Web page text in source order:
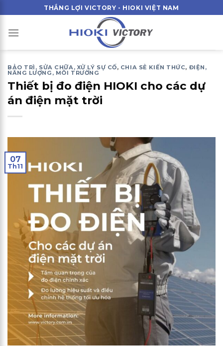
to
content
THẮNG LỢI VICTORY - HIOKI VIỆT NAM
BẢO TRÌ, SỬA CHỮA, XỬ LÝ SỰ CỐ, CHIA SẺ KIẾN THỨC, ĐIỆN,
NĂNG LƯỢNG, MÔI TRƯỜNG
Thiết bị đo điện HIOKI cho các dự
án điện mặt trời
07
Th11